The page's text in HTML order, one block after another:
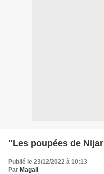
"Les poupées de
Publié le 23/12/2022 à 10:13
Par Magali